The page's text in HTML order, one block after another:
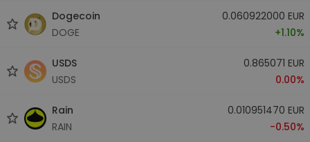
Dogecoin
DOGE
0.060922000 EUR
+1.10%
USDS
USDS
0.865071 EUR
0.00%
Rain
RAIN
0.010951470 EUR
-0.50%